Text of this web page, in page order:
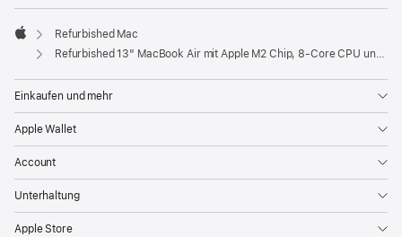
Apple
Refurbished Mac
Refurbished 13" MacBook Air mit Apple M2 Chip, 8‑Core CPU und 10‑Core GPU - Space Grau
Einkaufen und mehr
Apple Wallet
Account
Unterhaltung
Apple Store